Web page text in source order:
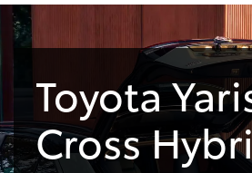
Toyota
Cross